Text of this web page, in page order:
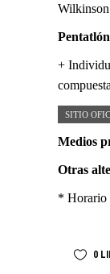
Wilkinson
Pentatlón
+
SITIO
Medios
Otras
* Horario
0